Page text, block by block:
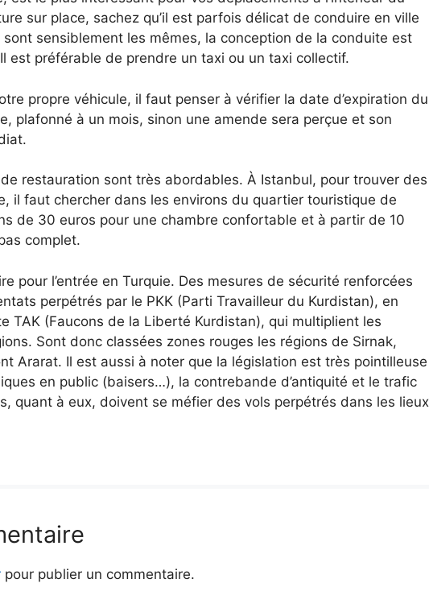
sur place, sachez qu’il est parfois délicat de conduire en ville
sensiblement les mêmes, la conception de la conduite est
est préférable de prendre un taxi ou un taxi collectif.
propre véhicule, il faut penser à vérifier la date d’expiration du
plafonné à un mois, sinon une amende sera perçue et son
restauration sont très abordables. À Istanbul, pour trouver des
il faut chercher dans les environs du quartier touristique de
de 30 euros pour une chambre confortable et à partir de 10
complet.
pour l’entrée en Turquie. Des mesures de sécurité renforcées
perpétrés par le PKK (Parti Travailleur du Kurdistan), en
TAK (Faucons de la Liberté Kurdistan), qui multiplient les
Sont donc classées zones rouges les régions de Sirnak,
Ararat. Il est aussi à noter que la législation est très pointilleuse
en public (baisers…), la contrebande d’antiquité et le trafic
quant à eux, doivent se méfier des vols perpétrés dans les lieux
pour publier un commentaire.